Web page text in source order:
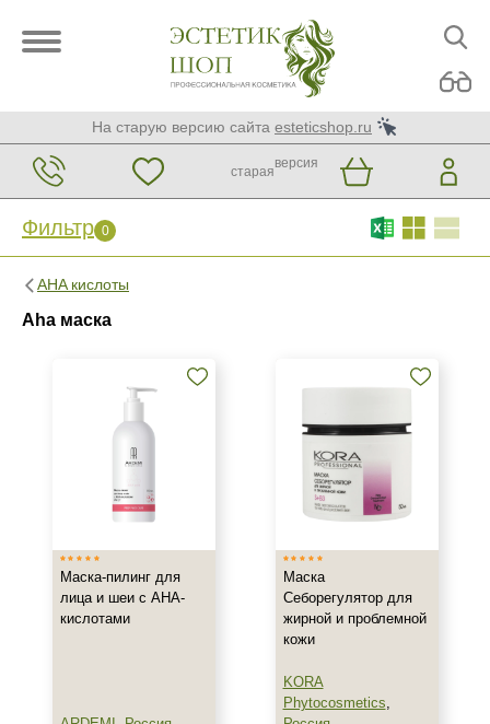
На старую версию сайта esteticshop.ru
старая
версия
Фильтр 0
AHA кислоты
Aha маска
Фильтр 0
Green Matrix
Россия
Тип товара
Маска-пилинг для
лица и шеи с АНА-
кислотами
Маска
Себорегулятор для
жирной и проблемной
кожи
KORA
Phytocosmetics,